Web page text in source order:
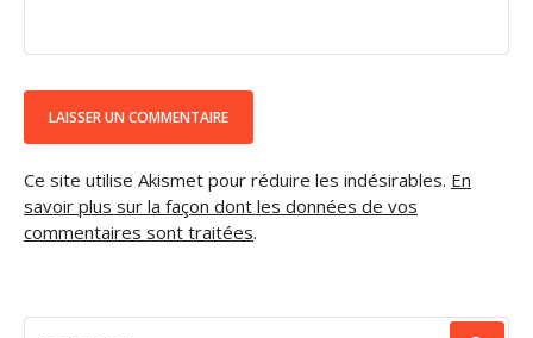
Ce site utilise Akismet pour réduire les indésirables. En
savoir plus sur la façon dont les données de vos
commentaires sont traitées.